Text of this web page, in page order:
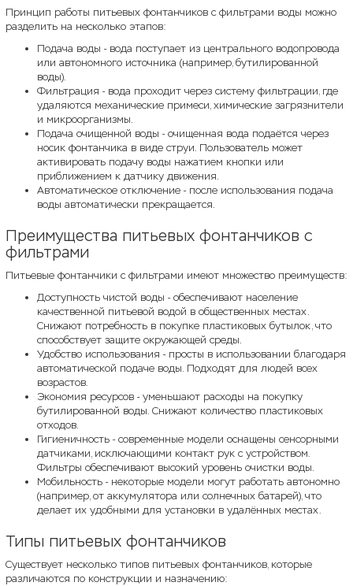
Принцип работы питьевых фонтанчиков с фильтрами воды можно
разделить на несколько этапов:
Подача воды - вода поступает из центрального водопровода
или автономного источника (например, бутилированной
воды).
Фильтрация - вода проходит через систему фильтрации, где
удаляются механические примеси, химические загрязнители
и микроорганизмы.
Подача очищенной воды - очищенная вода подаётся через
носик фонтанчика в виде струи. Пользователь может
активировать подачу воды нажатием кнопки или
приближением к датчику движения.
Автоматическое отключение - после использования подача
воды автоматически прекращается.
Преимущества питьевых фонтанчиков с
фильтрами
Питьевые фонтанчики с фильтрами имеют множество преимуществ:
Доступность чистой воды - обеспечивают население
качественной питьевой водой в общественных местах.
Снижают потребность в покупке пластиковых бутылок, что
способствует защите окружающей среды.
Удобство использования - просты в использовании благодаря
автоматической подаче воды. Подходят для людей всех
возрастов.
Экономия ресурсов - уменьшают расходы на покупку
бутилированной воды. Снижают количество пластиковых
отходов.
Гигиеничность - современные модели оснащены сенсорными
датчиками, исключающими контакт рук с устройством.
Фильтры обеспечивают высокий уровень очистки воды.
Мобильность - некоторые модели могут работать автономно
(например, от аккумулятора или солнечных батарей), что
делает их удобными для установки в удалённых местах.
Типы питьевых фонтанчиков
Существует несколько типов питьевых фонтанчиков, которые
различаются по конструкции и назначению: